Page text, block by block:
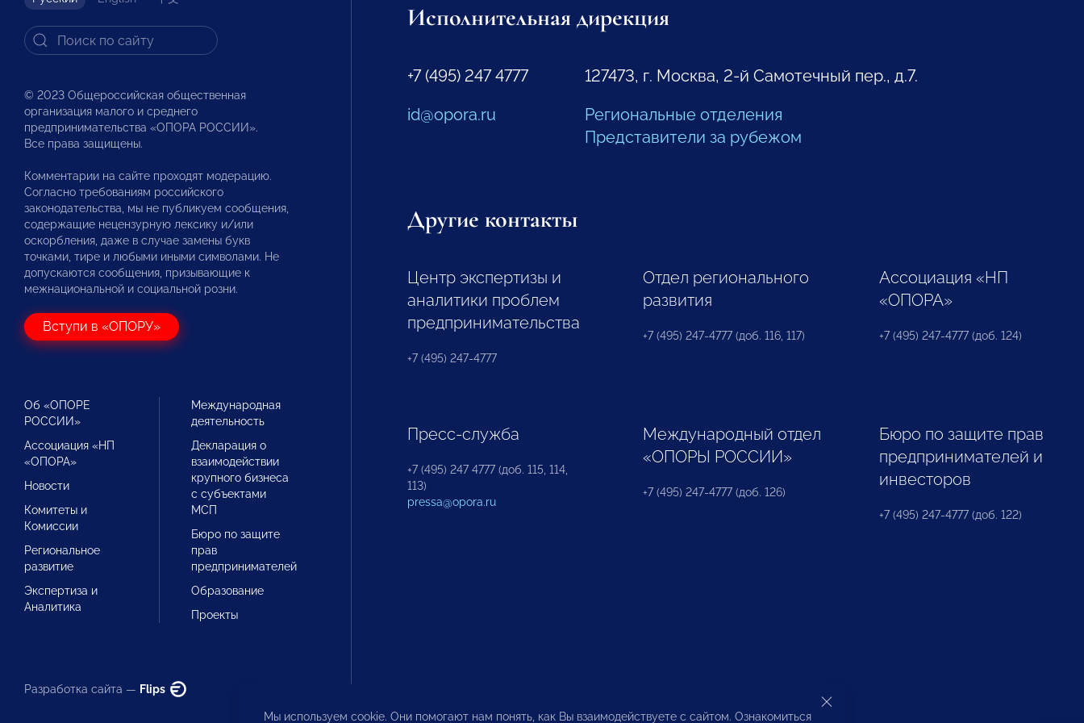
© 2023 Общероссийская общественная
организация малого и среднего
предпринимательства «ОПОРА РОССИИ».
Все права защищены.
Комментарии на сайте проходят модерацию.
Согласно требованиям российского
законодательства, мы не публикуем сообщения,
содержащие нецензурную лексику и/или
оскорбления, даже в случае замены букв
точками, тире и любыми иными символами. Не
допускаются сообщения, призывающие к
межнациональной и социальной розни.
Вступи в «ОПОРУ»
Об «ОПОРЕ
РОССИИ»
Ассоциация «НП
«ОПОРА»
Новости
Комитеты и
Комиссии
Региональное
развитие
Экспертиза и
Аналитика
Международная
деятельность
Декларация о
взаимодействии
крупного бизнеса
с субъектами
МСП
Бюро по защите
прав
предпринимателей
Образование
Проекты
Разработка сайта — Flips
Исполнительная дирекция
+7 (495) 247 4777
id@opora.ru
127473, г. Москва, 2-й Самотечный пер., д.7.
Региональные отделения
Представители за рубежом
Другие контакты
Центр экспертизы и
аналитики проблем
предпринимательства
+7 (495) 247-4777
Отдел регионального
развития
+7 (495) 247-4777 (доб. 116, 117)
Ассоциация «НП
«ОПОРА»
+7 (495) 247-4777 (доб. 124)
Пресс-служба
+7 (495) 247 4777 (доб. 115, 114,
113)
pressa@opora.ru
Международный отдел
«ОПОРЫ РОССИИ»
+7 (495) 247-4777 (доб. 126)
Бюро по защите прав
предпринимателей и
инвесторов
+7 (495) 247-4777 (доб. 122)
Мы используем cookie. Они помогают нам понять, как Вы взаимодействуете с сайтом. Ознакомиться